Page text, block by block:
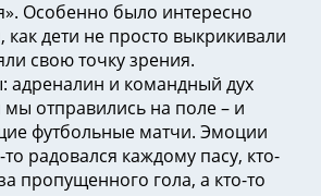
Особенно было интересно
как дети не просто выкрикивали
свою точку зрения.
адреналин и командный дух
отправились на поле – и
футбольные матчи. Эмоции
радовался каждому пасу, кто-
пропущенного гола, а кто-то